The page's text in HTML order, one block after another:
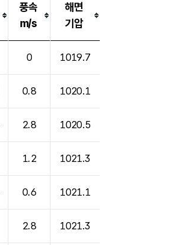
풍속
m/s
해면
기압
0 1019.7
0.8 1020.1
2.8 1020.5
1.2 1021.3
0.6 1021.1
2.8 1021.3